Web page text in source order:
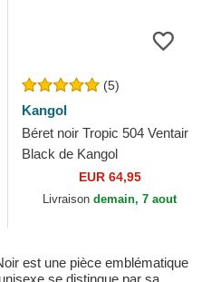
(5)
Kangol
Béret noir Tropic 504 Ventair
Black de Kangol
EUR 64,95
Livraison demain, 7 aout
est une pièce emblématique